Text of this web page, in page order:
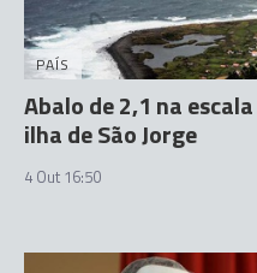
PAÍS
Abalo de 2,1 na
ilha de São Jorge
4 Out 16:50